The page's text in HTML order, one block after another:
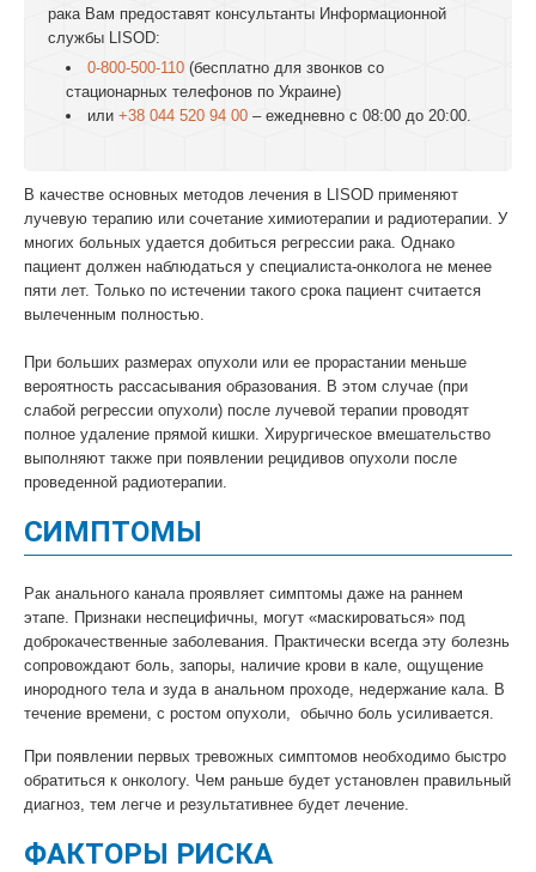
рака Вам предоставят консультанты Информационной
службы LISOD:
0-800-500-110 (бесплатно для звонков со
стационарных телефонов по Украине)
или +38 044 520 94 00 – ежедневно с 08:00 до 20:00.
В качестве основных методов лечения в LISOD применяют
лучевую терапию или сочетание химиотерапии и радиотерапии. У
многих больных удается добиться регрессии рака. Однако
пациент должен наблюдаться у специалиста-онколога не менее
пяти лет. Только по истечении такого срока пациент считается
вылеченным полностью.
При больших размерах опухоли или ее прорастании меньше
вероятность рассасывания образования. В этом случае (при
слабой регрессии опухоли) после лучевой терапии проводят
полное удаление прямой кишки. Хирургическое вмешательство
выполняют также при появлении рецидивов опухоли после
проведенной радиотерапии.
СИМПТОМЫ
Рак анального канала проявляет симптомы даже на раннем
этапе. Признаки неспецифичны, могут «маскироваться» под
доброкачественные заболевания. Практически всегда эту болезнь
сопровождают боль, запоры, наличие крови в кале, ощущение
инородного тела и зуда в анальном проходе, недержание кала. В
течение времени, с ростом опухоли, обычно боль усиливается.
При появлении первых тревожных симптомов необходимо быстро
обратиться к онкологу. Чем раньше будет установлен правильный
диагноз, тем легче и результативнее будет лечение.
ФАКТОРЫ РИСКА